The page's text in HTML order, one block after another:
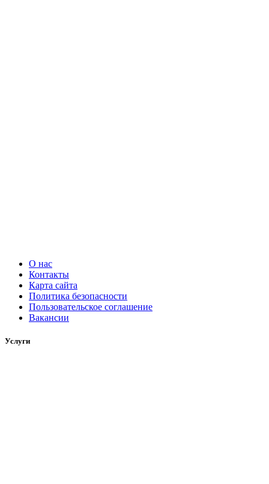
О нас
Контакты
Карта сайта
Политика безопасности
Пользовательское соглашение
Вакансии
Услуги